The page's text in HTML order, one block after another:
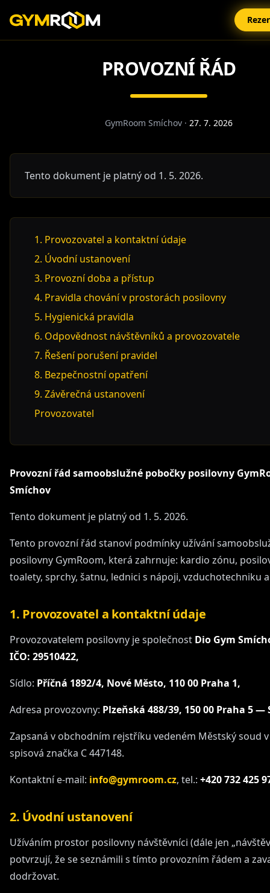
PROVOZNÍ ŘÁD
GymRoom Smíchov · 27. 7. 2026
Tento dokument je platný od 1. 5. 2026.
1. Provozovatel a kontaktní údaje
2. Úvodní ustanovení
3. Provozní doba a přístup
4. Pravidla chování v prostorách posilovny
5. Hygienická pravidla
6. Odpovědnost návštěvníků a provozovatele
7. Řešení porušení pravidel
8. Bezpečnostní opatření
9. Závěrečná ustanovení
Provozovatel
Provozní řád samoobslužné pobočky posilovny
Smíchov
Tento dokument je platný od 1. 5. 2026.
Tento provozní řád stanoví podmínky užívání
posilovny GymRoom, která zahrnuje: kardio zónu,
toalety, sprchy, šatnu, lednici s nápoji, vzduchotechniku
1. Provozovatel a kontaktní údaje
Provozovatelem posilovny je společnost Dio Gym
IČO: 29510422,
Sídlo: Příčná 1892/4, Nové Město, 110 00 Praha 1,
Adresa provozovny: Plzeňská 488/39, 150 00 Praha 5 —
Zapsaná v obchodním rejstříku vedeném Městský soud v
spisová značka C 447148.
Kontaktní e-mail: info@gymroom.cz, tel.: +420 732 425
2. Úvodní ustanovení
Užíváním prostor posilovny návštěvníci (dále jen
potvrzují, že se seznámili s tímto provozním řádem a
dodržovat.